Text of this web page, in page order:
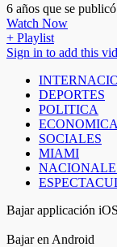
6 años que se publicó
Watch Now
+ Playlist
Sign in to add this
DEPORTES
POLITICA
SOCIALES
MIAMI
Bajar applicación iOS
Bajar en Android